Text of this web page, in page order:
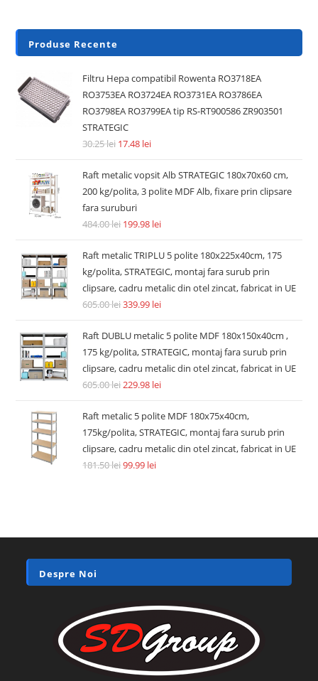
Produse Recente
Filtru Hepa compatibil Rowenta RO3718EA
RO3753EA RO3724EA RO3731EA RO3786EA
RO3798EA RO3799EA tip RS-RT900586 ZR903501
STRATEGIC
30.25lei 17.48 lei
Raft metalic vopsit Alb STRATEGIC 180x70x60 cm,
200 kg/polita, 3 polite MDF Alb, fixare prin clipsare
fara suruburi
484.00lei 199.98 lei
Raft metalic TRIPLU 5 polite 180x225x40cm, 175
kg/polita, STRATEGIC, montaj fara surub prin
clipsare, cadru metalic din otel zincat, fabricat in UE
605.00lei339.99 lei
Raft DUBLU metalic 5 polite MDF 180x150x40cm ,
175 kg/polita, STRATEGIC, montaj fara surub prin
clipsare, cadru metalic din otel zincat, fabricat in UE
605.00lei229.98 lei
Raft metalic 5 polite MDF 180x75x40cm,
175kg/polita, STRATEGIC, montaj fara surub prin
clipsare, cadru metalic din otel zincat, fabricat in UE
181.50lei99.99 lei
Despre Noi